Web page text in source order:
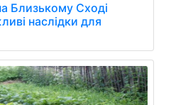
Близькому Сході
наслідки для